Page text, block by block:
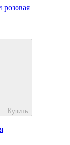
Купить